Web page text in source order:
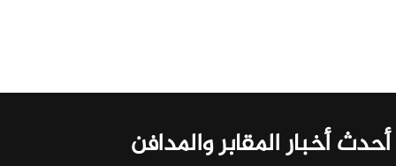
أحدث أخبار المقابر والمدافن